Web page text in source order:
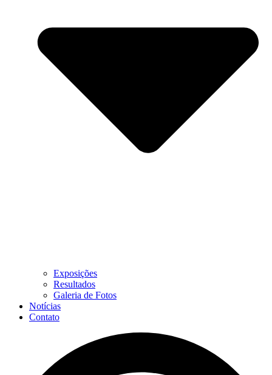
Exposições
Resultados
Galeria de Fotos
Notícias
Contato